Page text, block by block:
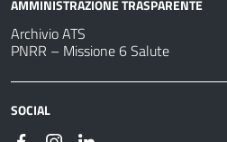
AMMINISTRAZIONE TRASPARENTE
Archivio ATS
PNRR – Missione 6 Salute
SOCIAL